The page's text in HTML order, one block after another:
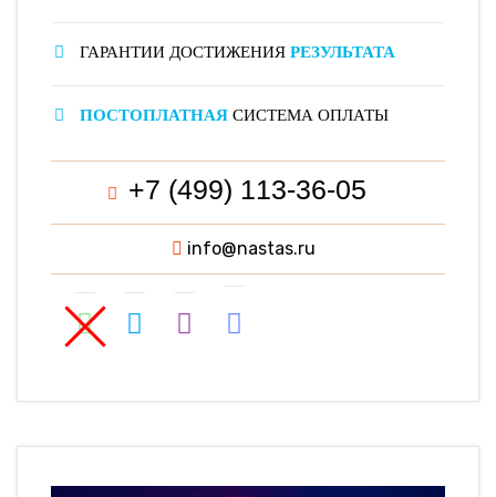
ГАРАНТИИ ДОСТИЖЕНИЯ РЕЗУЛЬТАТА
ПОСТОПЛАТНАЯ СИСТЕМА ОПЛАТЫ
+7 (499) 113-36-05
info@nastas.ru